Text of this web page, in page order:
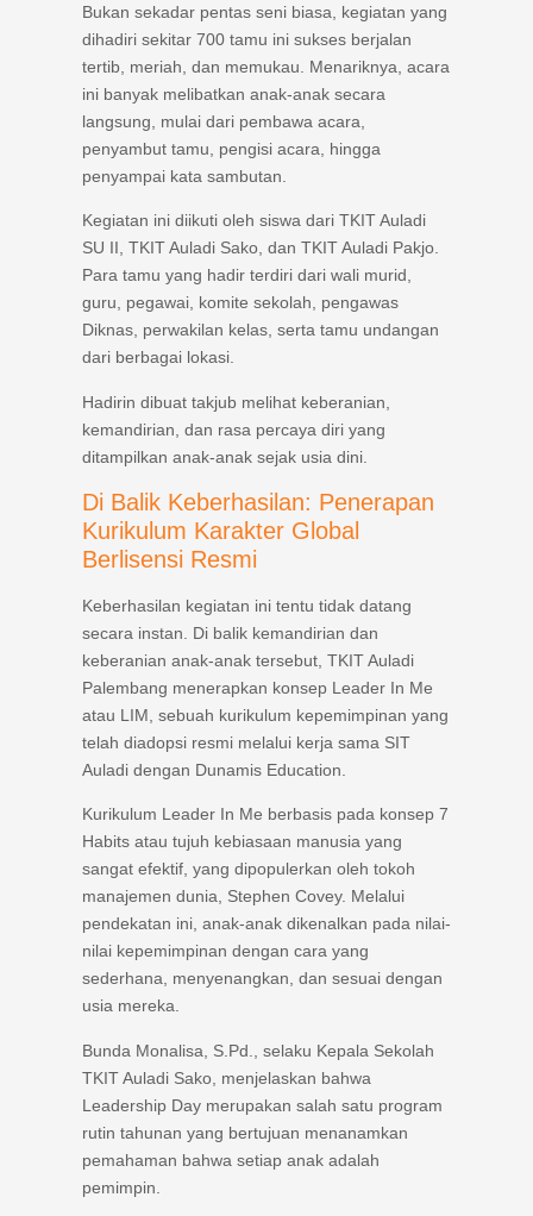
Bukan sekadar pentas seni biasa, kegiatan yang
dihadiri sekitar 700 tamu ini sukses berjalan
tertib, meriah, dan memukau. Menariknya, acara
ini banyak melibatkan anak-anak secara
langsung, mulai dari pembawa acara,
penyambut tamu, pengisi acara, hingga
penyampai kata sambutan.
Kegiatan ini diikuti oleh siswa dari TKIT Auladi
SU II, TKIT Auladi Sako, dan TKIT Auladi Pakjo.
Para tamu yang hadir terdiri dari wali murid,
guru, pegawai, komite sekolah, pengawas
Diknas, perwakilan kelas, serta tamu undangan
dari berbagai lokasi.
Hadirin dibuat takjub melihat keberanian,
kemandirian, dan rasa percaya diri yang
ditampilkan anak-anak sejak usia dini.
Di Balik Keberhasilan: Penerapan
Kurikulum Karakter Global
Berlisensi Resmi
Keberhasilan kegiatan ini tentu tidak datang
secara instan. Di balik kemandirian dan
keberanian anak-anak tersebut, TKIT Auladi
Palembang menerapkan konsep Leader In Me
atau LIM, sebuah kurikulum kepemimpinan yang
telah diadopsi resmi melalui kerja sama SIT
Auladi dengan Dunamis Education.
Kurikulum Leader In Me berbasis pada konsep 7
Habits atau tujuh kebiasaan manusia yang
sangat efektif, yang dipopulerkan oleh tokoh
manajemen dunia, Stephen Covey. Melalui
pendekatan ini, anak-anak dikenalkan pada nilai-
nilai kepemimpinan dengan cara yang
sederhana, menyenangkan, dan sesuai dengan
usia mereka.
Bunda Monalisa, S.Pd., selaku Kepala Sekolah
TKIT Auladi Sako, menjelaskan bahwa
Leadership Day merupakan salah satu program
rutin tahunan yang bertujuan menanamkan
pemahaman bahwa setiap anak adalah
pemimpin.